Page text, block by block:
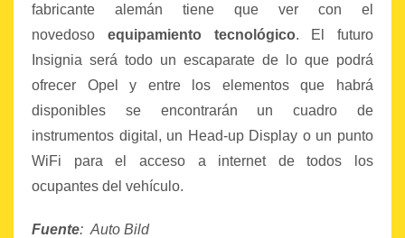
fabricante alemán tiene que ver con el
novedoso equipamiento tecnológico. El futuro
Insignia será todo un escaparate de lo que podrá
ofrecer Opel y entre los elementos que habrá
disponibles se encontrarán un cuadro de
instrumentos digital, un Head-up Display o un punto
WiFi para el acceso a internet de todos los
ocupantes del vehículo.
Fuente: Auto Bild